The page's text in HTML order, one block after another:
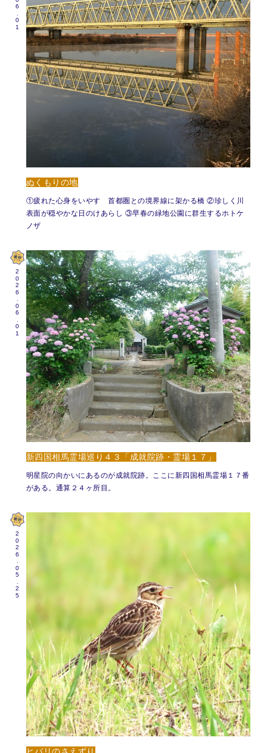
ぬくもりの地
①疲れた心身をいやす 首都圏との境界線に架かる橋 ②珍しく川
表面が穏やかな日のけあらし ③早春の緑地公園に群生するホトケ
ノザ
2026.06.01
新四国相馬霊場巡り４３「成就院跡・霊場１７」
明星院の向かいにあるのが成就院跡。ここに新四国相馬霊場１７番
がある。通算２４ヶ所目。
2026.05.25
ヒバリのさえずり